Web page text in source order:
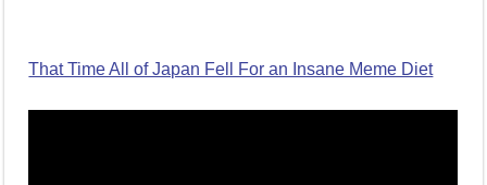
That Time All of Japan Fell For an Insane Meme Diet